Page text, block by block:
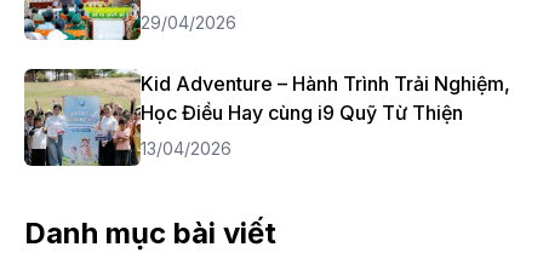
29/04/2026
Kid Adventure – Hành Trình Trải Nghiệm,
Học Điều Hay cùng i9 Quỹ Từ Thiện
13/04/2026
Danh mục bài viết